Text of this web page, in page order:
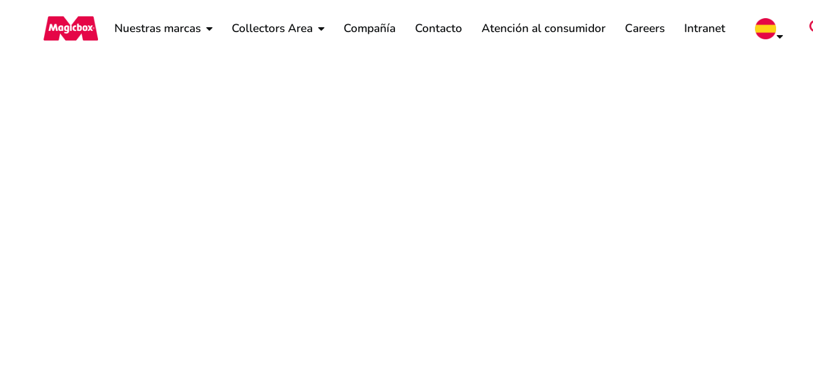
Nuestras marcas Collectors Area Compañía Contacto Atención al consumidor Careers Intranet